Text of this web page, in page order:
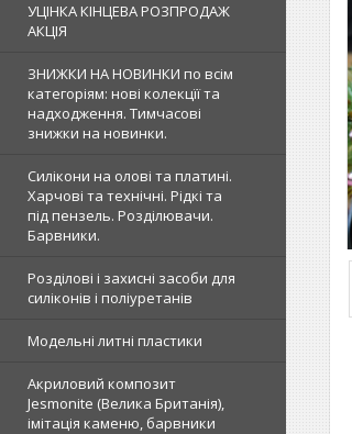
УЦІНКА КІНЦЕВА РОЗПРОДАЖ
АКЦІЯ
ЗНИЖКИ НА НОВИНКИ по всім
категоріям: нові колекцїї та
надходження. Тимчасові
знижки на новинки.
Силікони на олові та платині.
Харчові та технічні. Рідкі та
під пензель. Розділювачи.
Барвники.
Розділові і захисні засоби для
силіконів і поліуретанів
Модельні литні пластики
Акриловий композит
Jesmonite (Велика Британія),
імітація каменю, барвники